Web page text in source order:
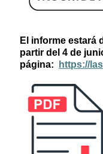
El informe estará
partir del 4 de
página:
https://